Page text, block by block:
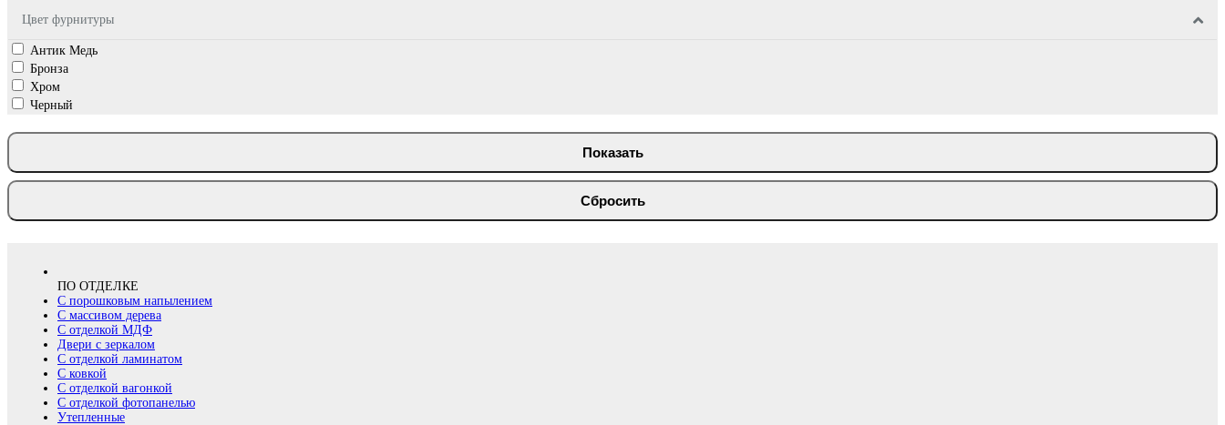
Цвет фурнитуры
Антик Медь
Бронза
Хром
Черный
ПО ОТДЕЛКЕ
С порошковым напылением
С массивом дерева
С отделкой МДФ
Двери с зеркалом
С отделкой ламинатом
С ковкой
С отделкой вагонкой
С отделкой фотопанелью
Утепленные